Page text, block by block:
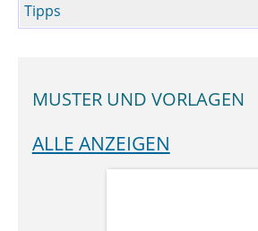
Tipps
MUSTER UND VORLAGEN
ALLE ANZEIGEN